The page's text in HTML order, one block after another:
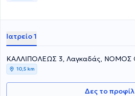
Ιατρείο 1
ΚΑΛΛΙΠΟΛΕΩΣ 3, Λαγκαδάς,
10,5 km
Δες το προφίλ